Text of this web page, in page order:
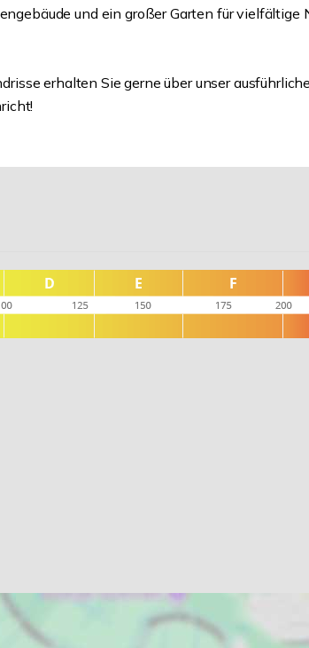
und ein großer Garten für vielfältige
erhalten Sie gerne über unser